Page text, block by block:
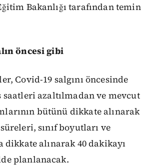
Bakanlığı tarafından temin
öncesi gibi
Covid-19 salgını öncesinde
azaltılmadan ve mevcut
bütünü dikkate alınarak
sınıf boyutları ve
dikkate alınarak 40 dakikayı
planlanacak.